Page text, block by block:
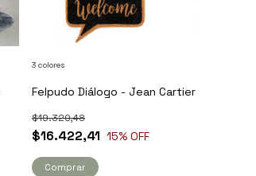
Felpudo Diálogo - Jean Cartier
$16.422,41
$19.320,48
15% OFF
3 colores
Comprar